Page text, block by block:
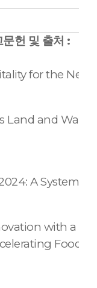
문헌 및 출처 :
for the
Land and
A System in
with a
Food